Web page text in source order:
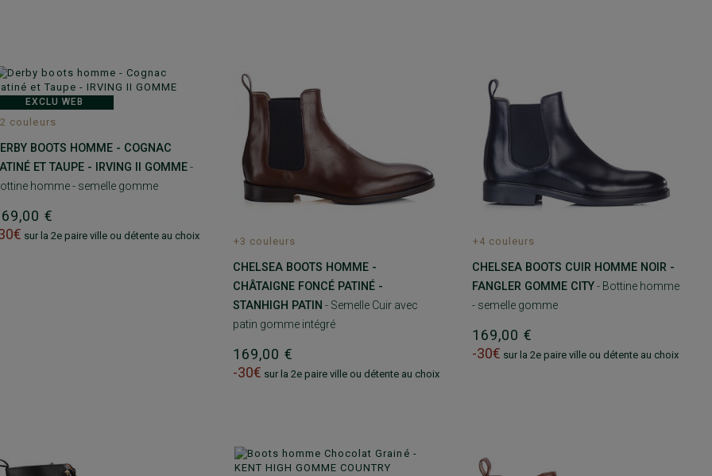
EXCLU WEB
couleurs
BOOTS HOMME - COGNAC
ET TAUPE - IRVING II GOMME-
homme - semelle gomme
€
sur la 2e paire ville ou détente au choix +3 couleurs
CHELSEA BOOTS HOMME -
CHÂTAIGNE FONCÉ PATINÉ -
STANHIGH PATIN - Semelle Cuir avec
patin gomme intégré
169,00 €
-30€ sur la 2e paire ville ou détente au choix
+4 couleurs
CHELSEA BOOTS CUIR HOMME NOIR -
FANGLER GOMME CITY- Bottine homme
- semelle gomme
169,00 €
-30€ sur la 2e paire ville ou détente au choix